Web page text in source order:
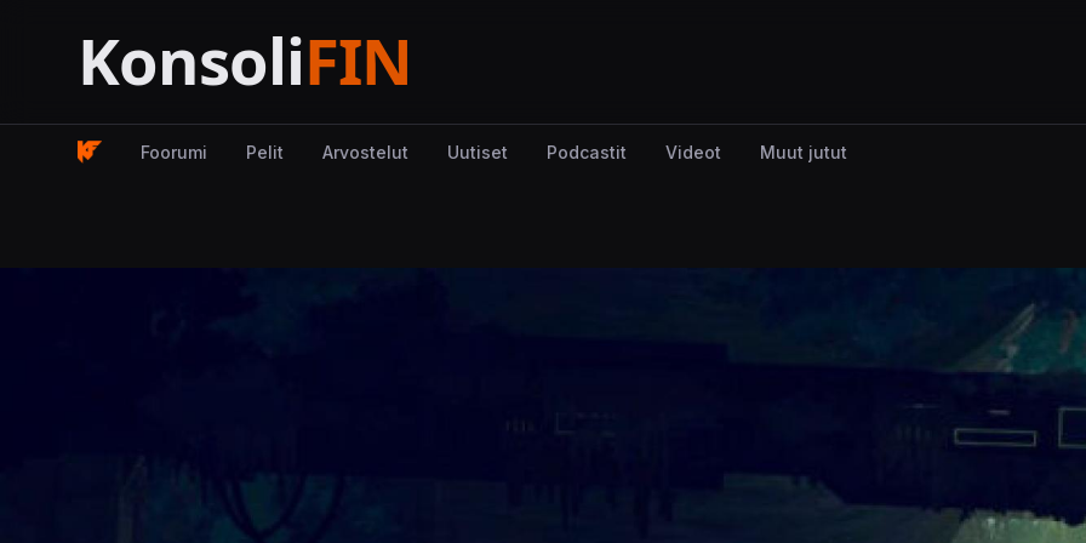
Foorumi Pelit Arvostelut Uutiset Podcastit Videot Muut jutut